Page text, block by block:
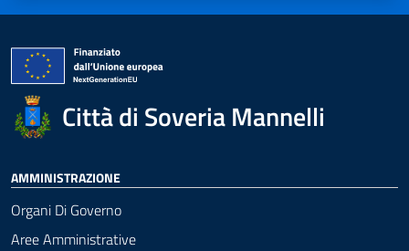
Città di Soveria Mannelli
AMMINISTRAZIONE
Organi Di Governo
Aree Amministrative